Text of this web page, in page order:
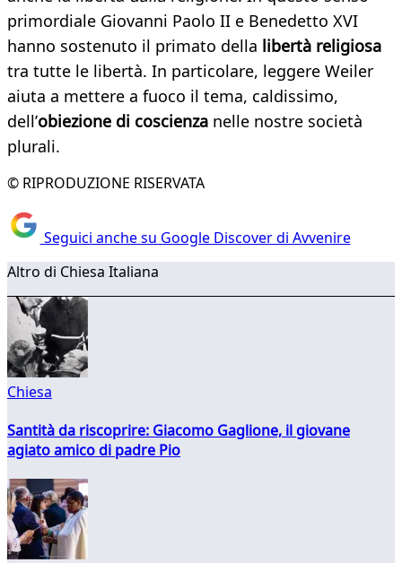
primordiale Giovanni Paolo II e Benedetto XVI
hanno sostenuto il primato della libertà religiosa
tra tutte le libertà. In particolare, leggere Weiler
aiuta a mettere a fuoco il tema, caldissimo,
dell’obiezione di coscienza nelle nostre società
plurali.
© RIPRODUZIONE RISERVATA
Seguici anche su Google Discover di Avvenire
Altro di Chiesa Italiana
Chiesa
Santità da riscoprire: Giacomo Gaglione, il giovane
agiato amico di padre Pio